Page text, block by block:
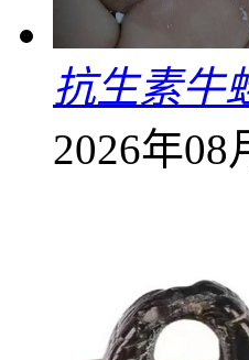
抗生素牛
2026年08